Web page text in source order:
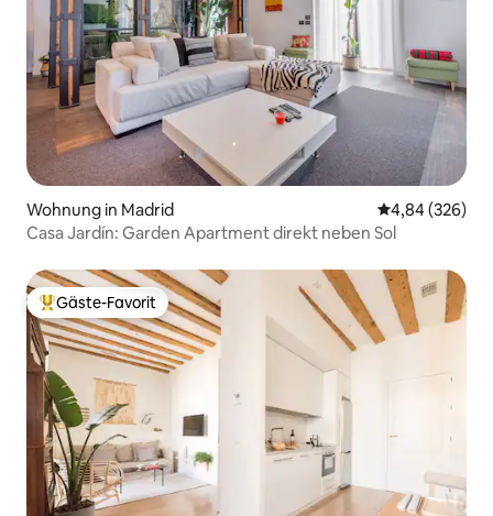
Wohnung in Madrid
4,84 (326)
Casa Jardín: Garden Apartment direkt neben Sol
Beliebter Gäste-Favorit.
Gäste-Favorit